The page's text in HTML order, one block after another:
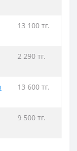
13 100 тг.
2 290 тг.
13 600 тг.
9 500 тг.